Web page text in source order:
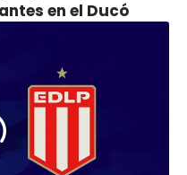
en el Ducó